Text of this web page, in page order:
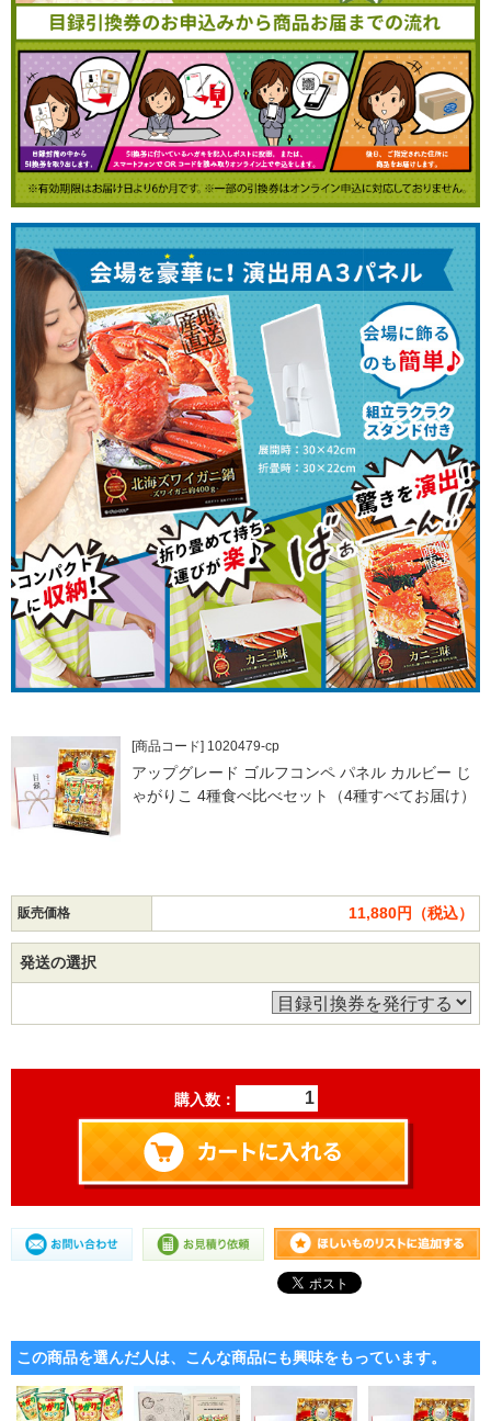
[商品コード] 1020479-cp
アップグレード ゴルフコンペ パネル カルビー じ
ゃがりこ 4種食べ比べセット（4種すべてお届け）
販売価格 11,880円（税込）
発送の選択
購入数：
この商品を選んだ人は、こんな商品にも興味をもっています。